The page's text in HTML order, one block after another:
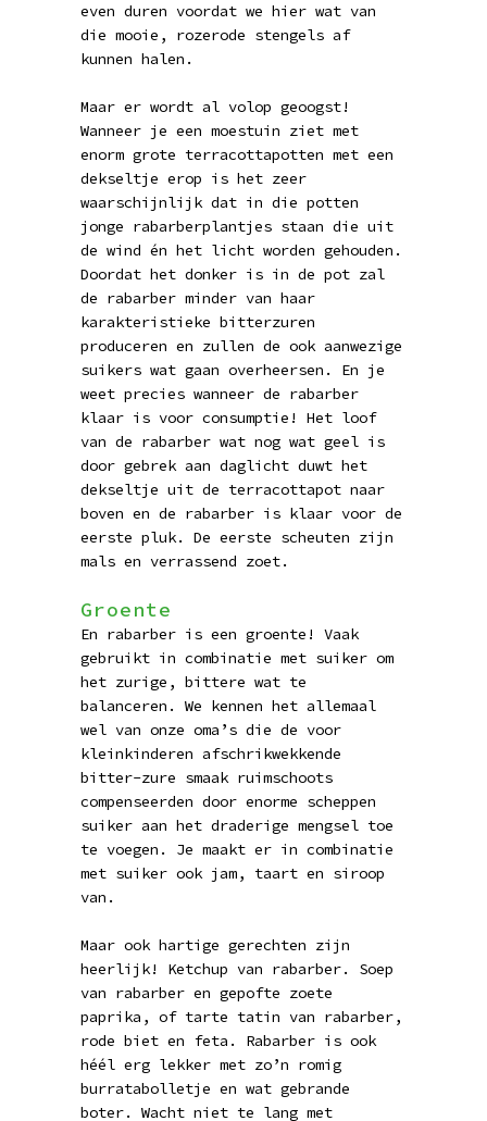
even duren voordat we hier wat van
die mooie, rozerode stengels af
kunnen halen.
Maar er wordt al volop geoogst!
Wanneer je een moestuin ziet met
enorm grote terracottapotten met een
dekseltje erop is het zeer
waarschijnlijk dat in die potten
jonge rabarberplantjes staan die uit
de wind én het licht worden gehouden.
Doordat het donker is in de pot zal
de rabarber minder van haar
karakteristieke bitterzuren
produceren en zullen de ook aanwezige
suikers wat gaan overheersen. En je
weet precies wanneer de rabarber
klaar is voor consumptie! Het loof
van de rabarber wat nog wat geel is
door gebrek aan daglicht duwt het
dekseltje uit de terracottapot naar
boven en de rabarber is klaar voor de
eerste pluk. De eerste scheuten zijn
mals en verrassend zoet.
Groente
En rabarber is een groente! Vaak
gebruikt in combinatie met suiker om
het zurige, bittere wat te
balanceren. We kennen het allemaal
wel van onze oma’s die de voor
kleinkinderen afschrikwekkende
bitter-zure smaak ruimschoots
compenseerden door enorme scheppen
suiker aan het draderige mengsel toe
te voegen. Je maakt er in combinatie
met suiker ook jam, taart en siroop
van.
Maar ook hartige gerechten zijn
heerlijk! Ketchup van rabarber. Soep
van rabarber en gepofte zoete
paprika, of tarte tatin van rabarber,
rode biet en feta. Rabarber is ook
héél erg lekker met zo’n romig
burratabolletje en wat gebrande
boter. Wacht niet te lang met